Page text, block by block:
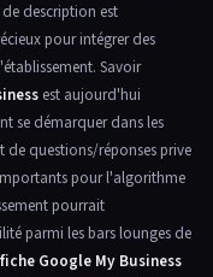
description est
pour intégrer des
Savoir
est aujourd'hui
se démarquer dans les
de questions/réponses prive
pour l'algorithme
pourrait
parmi les bars lounges de
Google My Business